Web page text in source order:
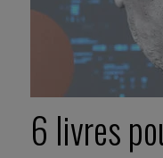
6 livres